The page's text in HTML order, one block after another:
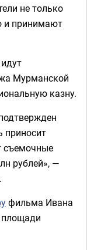
не только
и принимают
Мурманской
казну.
приносит
съемочные
рублей», —
фильма Ивана
площади